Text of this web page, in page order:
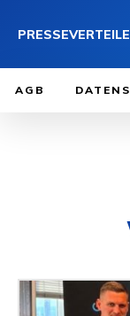
AGB